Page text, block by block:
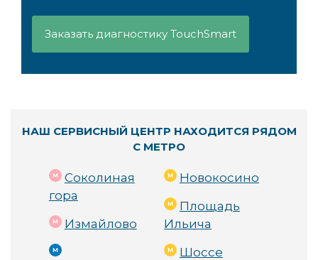
Заказать диагностику TouchSmart
НАШ СЕРВИСНЫЙ ЦЕНТР НАХОДИТСЯ РЯДОМ
С МЕТРО
Соколиная
гора
Измайлово
Новокосино
Площадь
Ильича
Шоссе